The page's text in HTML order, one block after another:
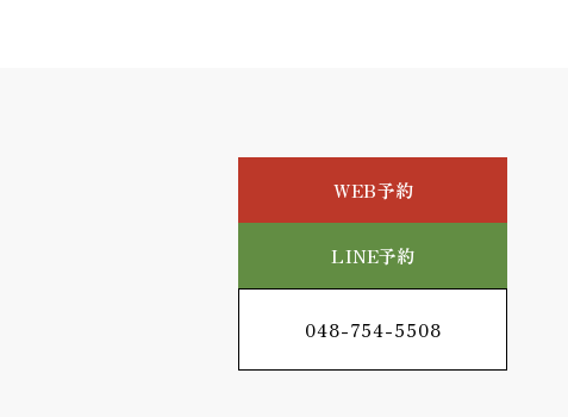
WEB予約
LINE予約
048-754-5508